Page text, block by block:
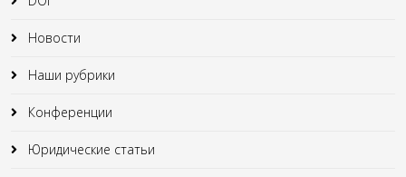
Новости
Наши рубрики
Конференции
Юридические статьи